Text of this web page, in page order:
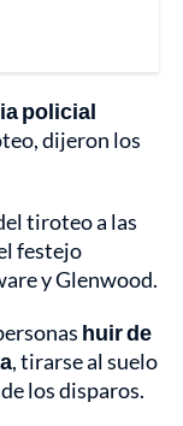
policial
dijeron los
tiroteo a las
festejo
y Glenwood.
huir de
, tirarse al suelo
los disparos.